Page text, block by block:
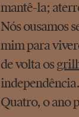
mantê-la;
Nós ousamos
mim para
de volta os
Quatro, o ano